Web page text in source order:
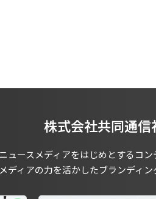
株式会社共同通信
ュースメディアをはじめとするコ
ディアの力を活かしたブランディ